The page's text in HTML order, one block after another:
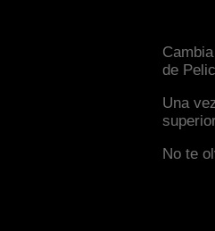
de
Una
No te